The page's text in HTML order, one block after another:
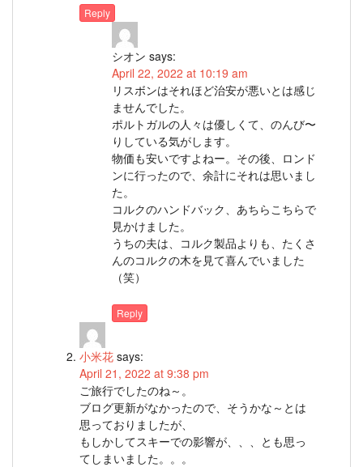
Reply
シオン says:
April 22, 2022 at 10:19 am
リスボンはそれほど治安が悪いとは感じ
ませんでした。
ポルトガルの人々は優しくて、のんび〜
りしている気がします。
物価も安いですよねー。その後、ロンド
ンに行ったので、余計にそれは思いまし
た。
コルクのハンドバック、あちらこちらで
見かけました。
うちの夫は、コルク製品よりも、たくさ
んのコルクの木を見て喜んでいました
（笑）
Reply
小米花 says:
April 21, 2022 at 9:38 pm
ご旅行でしたのね～。
ブログ更新がなかったので、そうかな～とは
思っておりましたが、
もしかしてスキーでの影響が、、、とも思っ
てしまいました。。。